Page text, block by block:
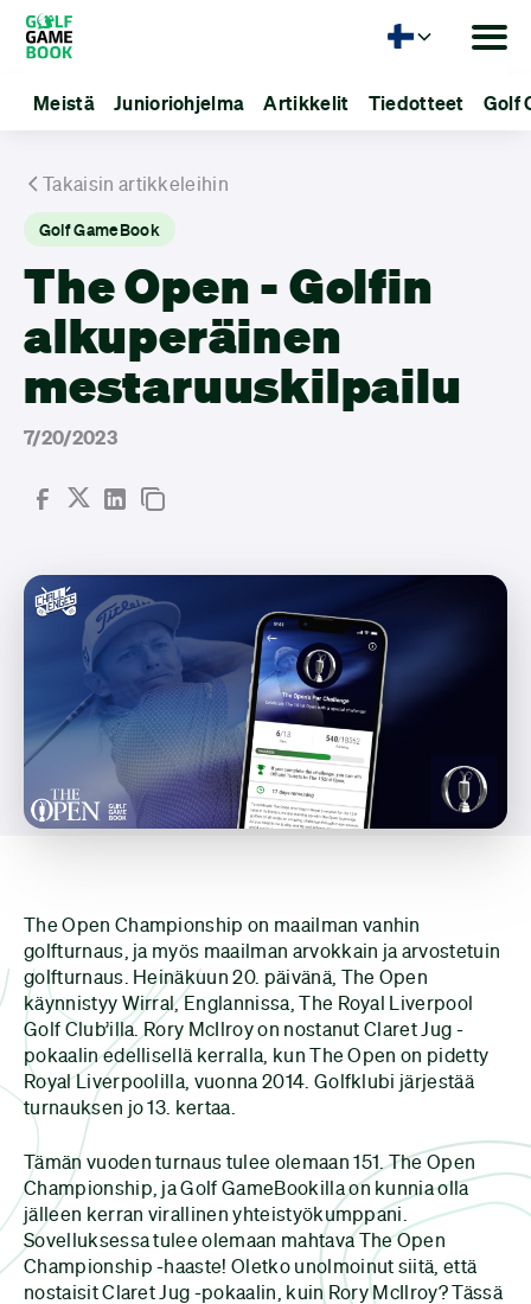
Meistä Junioriohjelma Artikkelit Tiedotteet Golf
Takaisin artikkeleihin
Golf GameBook
The Open - Golfin
alkuperäinen
mestaruuskilpailu
7/20/2023
The Open Championship on maailman vanhin
golfturnaus, ja myös maailman arvokkain ja arvostetuin
golfturnaus. Heinäkuun 20. päivänä, The Open
käynnistyy Wirral, Englannissa, The Royal Liverpool
Golf Club’illa. Rory McIlroy on nostanut Claret Jug -
pokaalin edellisellä kerralla, kun The Open on pidetty
Royal Liverpoolilla, vuonna 2014. Golfklubi järjestää
turnauksen jo 13. kertaa.
Tämän vuoden turnaus tulee olemaan 151. The Open
Championship, ja Golf GameBookilla on kunnia olla
jälleen kerran virallinen yhteistyökumppani.
Sovelluksessa tulee olemaan mahtava The Open
Championship -haaste! Oletko unolmoinut siitä, että
nostaisit Claret Jug -pokaalin, kuin Rory McIlroy? Tässä